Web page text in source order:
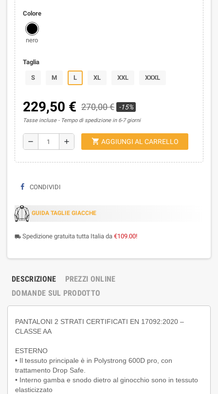
Colore
nero
Taglia
S M L XL XXL XXXL
229,50 € 270,00 € -15%
Tasse incluse Tempo di spedizione in 6-7 giorni
remove add shopping_cart AGGIUNGI AL CARRELLO
CONDIVIDI
GUIDA TAGLIE GIACCHE
local_shipping Spedizione gratuita tutta Italia da €109.00!
DESCRIZIONE
PREZZI ONLINE
DOMANDE SUL PRODOTTO
PANTALONI 2 STRATI CERTIFICATI EN 17092:2020 –
CLASSE AA
ESTERNO
• Il tessuto principale è in Polystrong 600D pro, con
trattamento Drop Safe.
• Interno gamba e snodo dietro al ginocchio sono in tessuto
elasticizzato